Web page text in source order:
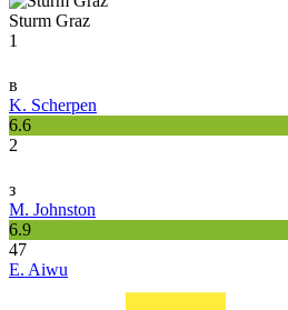
Sturm Graz
1
в
K. Scherpen
6.6
2
з
M. Johnston
6.9
47
E. Aiwu